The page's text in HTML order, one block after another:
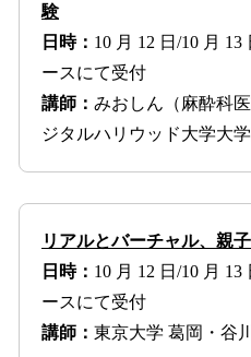
験
日時： 10 月 12 日/10 月 13
ースにて受付
講師： みおしん（麻酔科
ジタルハリウッド大学大学
リアルとバーチャル、親
日時： 10 月 12 日/10 月 13
ースにて受付
講師： 東京大学 葛岡・谷